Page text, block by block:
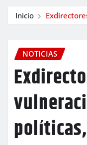
Inicio
NOTICIAS